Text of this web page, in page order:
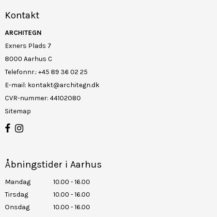
Kontakt
ARCHITEGN
Exners Plads 7
8000 Aarhus C
Telefonnr.: +45 89 36 02 25
E-mail: kontakt@architegn.dk
CVR-nummer: 44102080
Sitemap
Åbningstider i Aarhus
Mandag
10.00 - 16.00
Tirsdag
10.00 - 16.00
Onsdag
10.00 - 16.00